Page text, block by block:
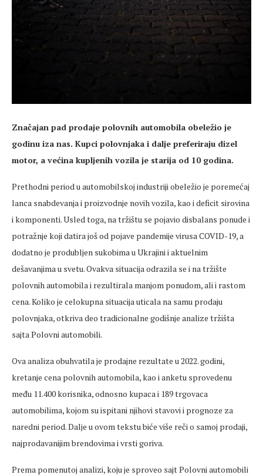
Značajan pad prodaje polovnih automobila obeležio je
godinu iza nas. Kupci polovnjaka i dalje preferiraju dizel
motor, a većina kupljenih vozila je starija od 10 godina.
Prethodni period u automobilskoj industriji obeležio je poremećaj
lanca snabdevanja i proizvodnje novih vozila, kao i deficit sirovina
i komponenti. Usled toga, na tržištu se pojavio disbalans ponude i
potražnje koji datira još od pojave pandemije virusa COVID-19, a
dodatno je produbljen sukobima u Ukrajini i aktuelnim
dešavanjima u svetu. Ovakva situacija odrazila se i na tržište
polovnih automobila i rezultirala manjom ponudom, ali i rastom
cena. Koliko je celokupna situacija uticala na samu prodaju
polovnjaka, otkriva deo tradicionalne godišnje analize tržišta
sajta Polovni automobili.
Ova analiza obuhvatila je prodajne rezultate u 2022. godini,
kretanje cena polovnih automobila, kao i anketu sprovedenu
među 11.400 korisnika, odnosno kupaca i 189 trgovaca
automobilima, kojom su ispitani njihovi stavovi i prognoze za
naredni period. Dalje u ovom tekstu biće više reči o samoj prodaji,
najprodavanijim brendovima i vrsti goriva.
Prema pomenutoj analizi, koju je sproveo sajt Polovni automobili